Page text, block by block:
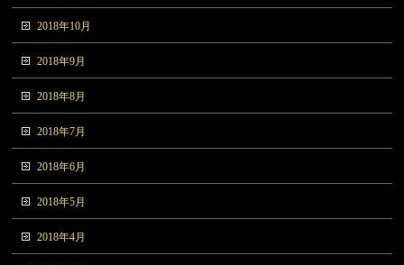
2018年10月
2018年9月
2018年8月
2018年7月
2018年6月
2018年5月
2018年4月